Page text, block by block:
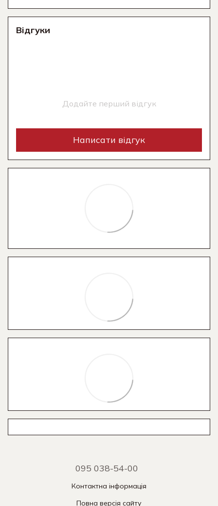
Відгуки
Додайте перший відгук
Написати відгук
095 038-54-00
Контактна інформація
Повна версія сайту